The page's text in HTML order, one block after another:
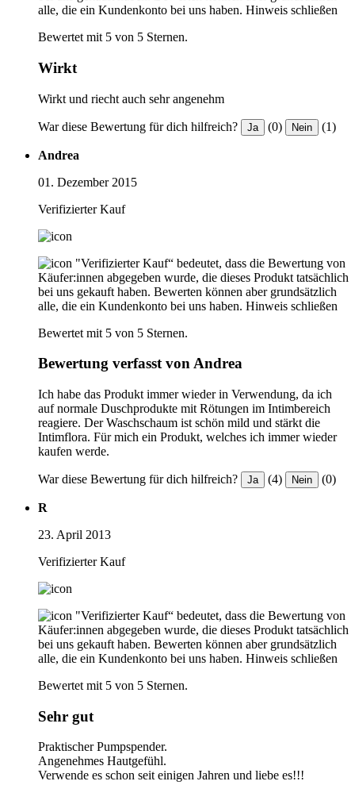
alle, die ein Kundenkonto bei uns haben. Hinweis schließen
Bewertet mit 5 von 5 Sternen.
Wirkt
Wirkt und riecht auch sehr angenehm
War diese Bewertung für dich hilfreich? Ja (0) Nein (1)
Andrea
01. Dezember 2015
Verifizierter Kauf
"Verifizierter Kauf“ bedeutet, dass die Bewertung von
Käufer:innen abgegeben wurde, die dieses Produkt tatsächlich
bei uns gekauft haben. Bewerten können aber grundsätzlich
alle, die ein Kundenkonto bei uns haben. Hinweis schließen
Bewertet mit 5 von 5 Sternen.
Bewertung verfasst von Andrea
Ich habe das Produkt immer wieder in Verwendung, da ich
auf normale Duschprodukte mit Rötungen im Intimbereich
reagiere. Der Waschschaum ist schön mild und stärkt die
Intimflora. Für mich ein Produkt, welches ich immer wieder
kaufen werde.
War diese Bewertung für dich hilfreich? Ja (4) Nein (0)
R
23. April 2013
Verifizierter Kauf
"Verifizierter Kauf“ bedeutet, dass die Bewertung von
Käufer:innen abgegeben wurde, die dieses Produkt tatsächlich
bei uns gekauft haben. Bewerten können aber grundsätzlich
alle, die ein Kundenkonto bei uns haben. Hinweis schließen
Bewertet mit 5 von 5 Sternen.
Sehr gut
Praktischer Pumpspender.
Angenehmes Hautgefühl.
Verwende es schon seit einigen Jahren und liebe es!!!